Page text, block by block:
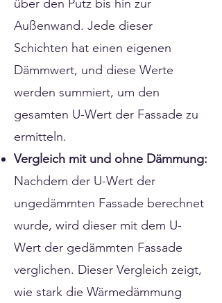
über den Putz bis hin zur
Außenwand. Jede dieser
Schichten hat einen eigenen
Dämmwert, und diese Werte
werden summiert, um den
gesamten U-Wert der Fassade zu
ermitteln.
Vergleich mit und ohne Dämmung:
Nachdem der U-Wert der
ungedämmten Fassade berechnet
wurde, wird dieser mit dem U-
Wert der gedämmten Fassade
verglichen. Dieser Vergleich zeigt,
wie stark die Wärmedämmung